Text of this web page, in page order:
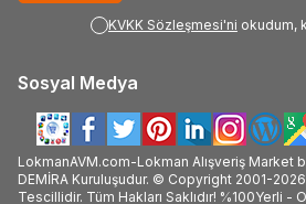
KVKK Sözleşmesi'ni okudum,
Sosyal Medya
LokmanAVM.com-Lokman Alışveriş Market
DEMİRA Kuruluşudur. © Copyright 2001-
Tescillidir. Tüm Hakları Saklıdır! %100Yerli -